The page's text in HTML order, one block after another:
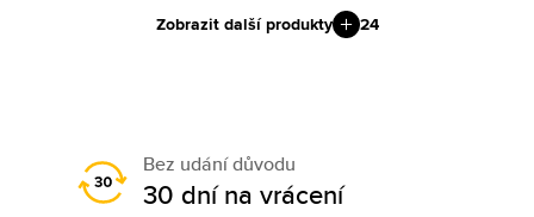
Zobrazit další produkty 24
Bez udání důvodu
30 dní na vrácení